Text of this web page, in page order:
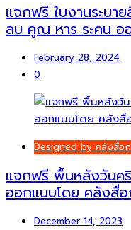
แจกฟรี ใบงานระบา
ลบ คูณ หาร ระคน อ
February 28, 2024
0
Designed by คลังสื่อ
แจกฟรี พื้นหลังวันค
ออกแบบโดย คลังสื่
December 14, 2023